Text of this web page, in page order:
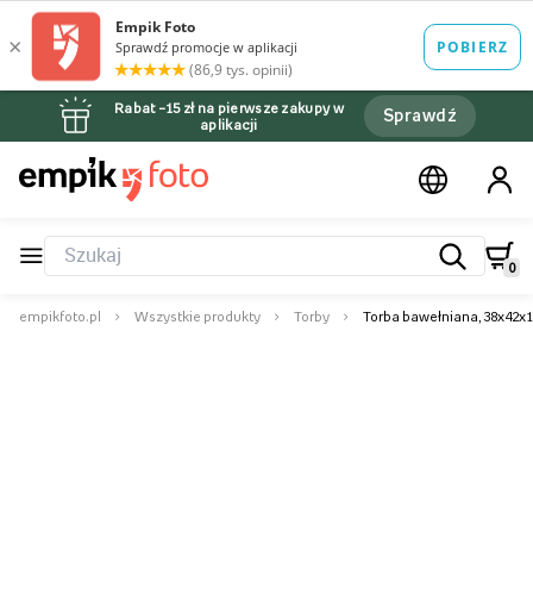
Rabat –15 zł na pierwsze zakupy w
aplikacji
Sprawdź
0
empikfoto.pl Wszystkie produkty Torby Torba bawełniana,